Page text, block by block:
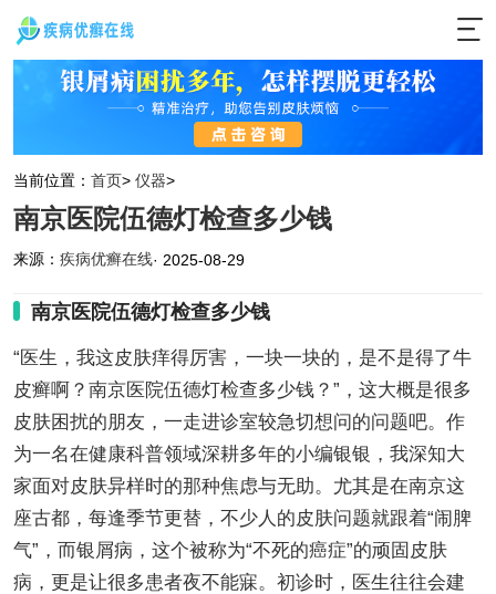
当前位置： 首页> 仪器>
南京医院伍德灯检查多少钱
来源： 疾病优癣在线· 2025-08-29
南京医院伍德灯检查多少钱
“医生，我这皮肤痒得厉害，一块一块的，是不是得了牛
皮癣啊？南京医院伍德灯检查多少钱？”，这大概是很多
皮肤困扰的朋友，一走进诊室较急切想问的问题吧。作
为一名在健康科普领域深耕多年的小编银银，我深知大
家面对皮肤异样时的那种焦虑与无助。尤其是在南京这
座古都，每逢季节更替，不少人的皮肤问题就跟着“闹脾
气”，而银屑病，这个被称为“不死的癌症”的顽固皮肤
病，更是让很多患者夜不能寐。初诊时，医生往往会建